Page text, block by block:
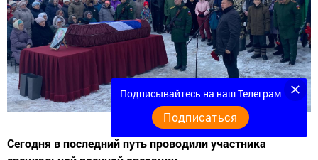
Сегодня в последний путь проводили участника
Подписывайтесь на наш Телеграм
Подписаться